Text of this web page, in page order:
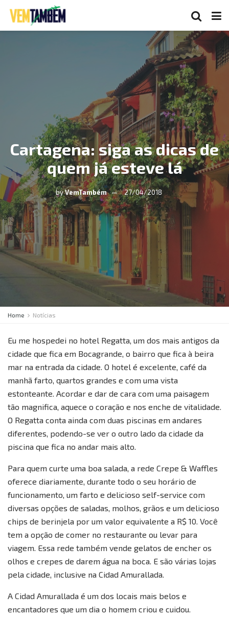
Cartagena: siga as dicas de
quem já esteve lá
byVemTambém 27/04/2018
Home Notícias
Eu me hospedei no hotel Regatta, um dos mais antigos da
cidade que fica em Bocagrande, o bairro que fica à beira
mar na entrada da cidade. O hotel é excelente, café da
manhã farto, quartos grandes e com uma vista
estonteante. Acordar e dar de cara com uma paisagem
tão magnifica, aquece o coração e nos enche de vitalidade.
O Regatta conta ainda com duas piscinas em andares
diferentes, podendo-se ver o outro lado da cidade da
piscina que fica no andar mais alto.
Para quem curte uma boa salada, a rede Crepe & Waffles
oferece diariamente, durante todo o seu horário de
funcionamento, um farto e delicioso self-service com
diversas opções de saladas, molhos, grãos e um delicioso
chips de berinjela por um valor equivalente a R$ 10. Você
tem a opção de comer no restaurante ou levar para
viagem. Essa rede também vende gelatos de encher os
olhos e crepes de darem água na boca. E são várias lojas
pela cidade, inclusive na Cidad Amurallada.
A Cidad Amurallada é um dos locais mais belos e
encantadores que um dia o homem criou e cuidou.